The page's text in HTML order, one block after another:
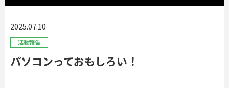
2025.07.10
活動報告
パソコンっておもしろい！